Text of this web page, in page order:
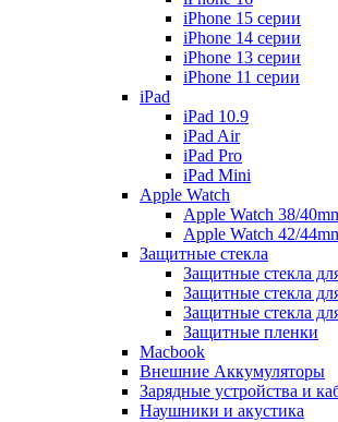
iPhone 15 серии
iPhone 14 серии
iPhone 13 серии
iPhone 11 серии
iPad
iPad 10.9
iPad Air
iPad Pro
iPad Mini
Apple Watch
Apple Watch 38/
Apple Watch 42/
Защитные стекла
Защитные стекла
Защитные стекла
Защитные стекла
Защитные пленки
Macbook
Внешние Аккумуляторы
Зарядные устройства и
Наушники и акустика